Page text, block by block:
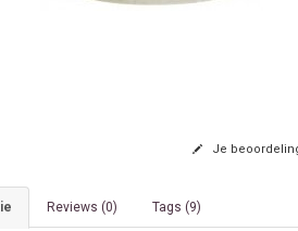
Je
Reviews (0) Tags (9)